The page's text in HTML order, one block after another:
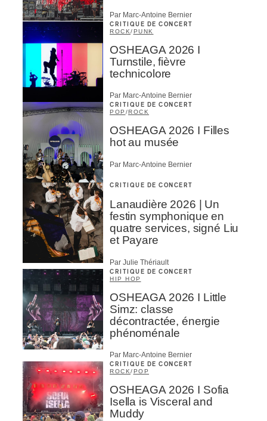
Par Marc-Antoine Bernier
CRITIQUE DE CONCERT
ROCK/PUNK
OSHEAGA 2026 I
Turnstile, fièvre
technicolore
Par Marc-Antoine Bernier
CRITIQUE DE CONCERT
POP /ROCK
OSHEAGA 2026 I Filles
hot au musée
Par Marc-Antoine Bernier
CRITIQUE DE CONCERT
Lanaudière 2026 | Un
festin symphonique en
quatre services, signé Liu
et Payare
Par Julie Thériault
CRITIQUE DE CONCERT
HIP HOP
OSHEAGA 2026 I Little
Simz: classe
décontractée, énergie
phénoménale
Par Marc-Antoine Bernier
CRITIQUE DE CONCERT
ROCK/POP
OSHEAGA 2026 I Sofia
Isella is Visceral and
Muddy